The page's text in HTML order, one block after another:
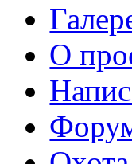
О